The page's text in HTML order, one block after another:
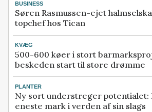
BUSINESS
Søren Rasmussen-ejet
topchef hos Tican
KVÆG
500-600 køer i stort
beskeden start til store drømme
PLANTER
Ny sort understreger potentialet:
eneste mark i verden af sin slags